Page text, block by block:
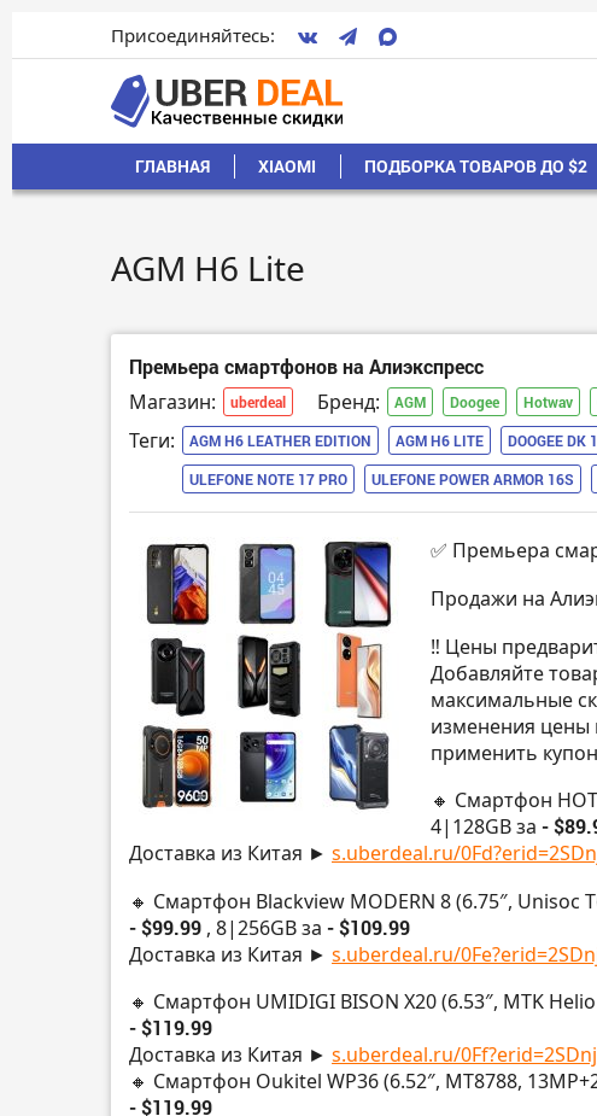
Присоединяйтесь:
ГЛАВНАЯ XIAOMI ПОДБОРКА ТОВАРОВ ДО $2
AGM H6 Lite
Премьера смартфонов на Алиэкспресс
Магазин: uberdeal Бренд: AGM Doogee Hotwav
Теги: AGM H6 LEATHER EDITION AGM H6 LITE DOOGEE DK
ULEFONE NOTE 17 PRO
ULEFONE POWER ARMOR 16S
✅ Премьера
Продажи на
‼️ Цены
Добавляйте
максимальные
изменения цены
применить
🔸 Смартфон
4|128GB за -
Доставка из Китая ► s.uberdeal.ru/
🔸 Смартфон Blackview MODERN 8 (6.75″,
- $99.99 , 8|256GB за - $109.99
Доставка из Китая ► s.uberdeal.ru/
🔸 Смартфон UMIDIGI BISON X20 (6.53″, MTK
- $119.99
Доставка из Китая ► s.uberdeal.ru/
🔸 Смартфон Oukitel WP36 (6.52″, MT8788,
- $119.99